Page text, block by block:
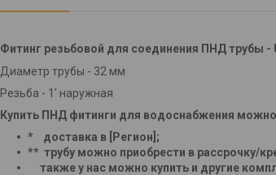
Фитинг резьбовой для соединения ПНД трубы -
Диаметр трубы - 32 мм
Резьба - 1' наружная
Купить ПНД фитинги для водоснабжения можно
* доставка в [Регион];
** трубу можно приобрести в рассрочку/
также у нас можно купить и другие